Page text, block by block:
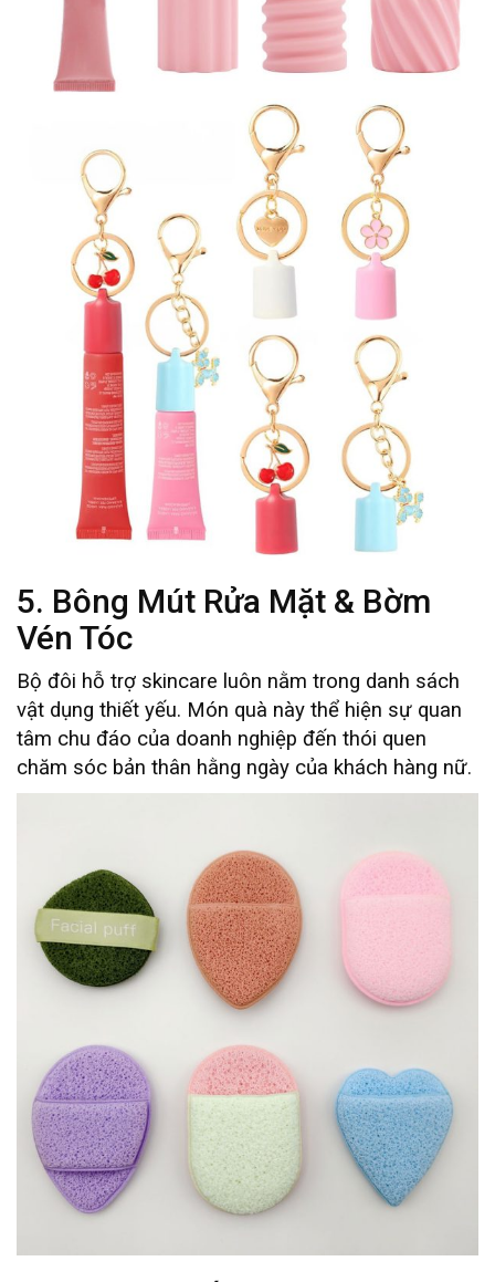
5. Bông Mút Rửa Mặt & Bờm
Vén Tóc
Bộ đôi hỗ trợ skincare luôn nằm trong danh sách
vật dụng thiết yếu. Món quà này thể hiện sự quan
tâm chu đáo của doanh nghiệp đến thói quen
chăm sóc bản thân hằng ngày của khách hàng nữ.